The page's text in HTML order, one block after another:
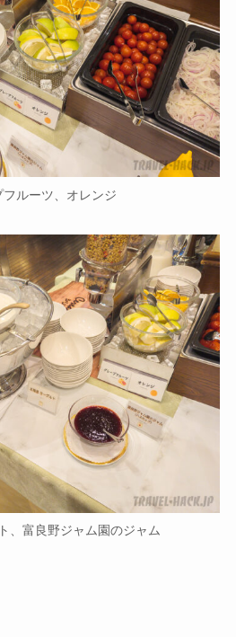
フルーツ、オレンジ
、富良野ジャム園のジャム